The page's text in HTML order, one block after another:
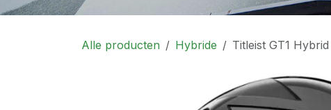
Alle producten Hybride Titleist GT1